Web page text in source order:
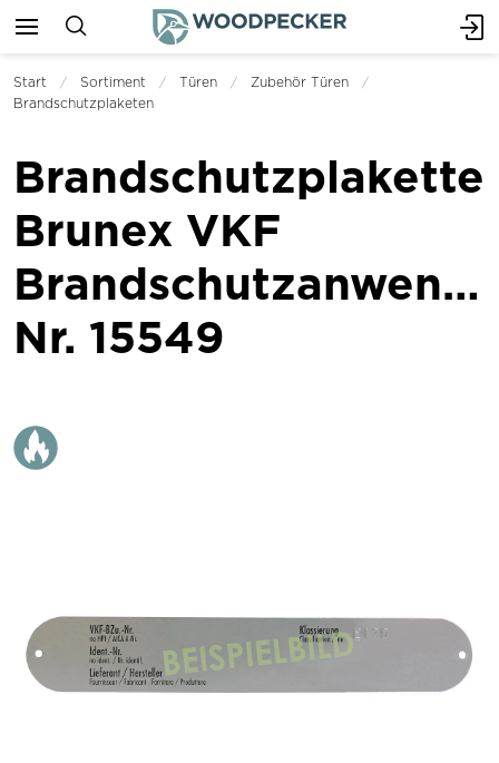
Start Sortiment Türen
Zubehör Türen
Brandschutzplaketen
Brandschutzplakette
Brunex VKF
Nr. 15549